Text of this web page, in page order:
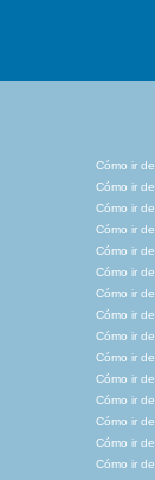
Cómo ir de
Cómo ir de
Cómo ir de
Cómo ir de
Cómo ir de
Cómo ir de
Cómo ir de
Cómo ir de
Cómo ir de
Cómo ir de
Cómo ir de
Cómo ir de
Cómo ir de
Cómo ir de
Cómo ir de